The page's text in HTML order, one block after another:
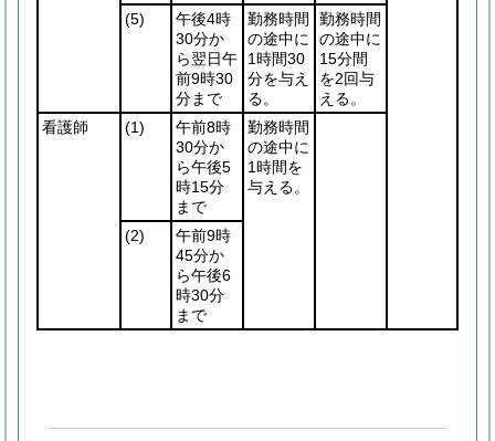
(5)
午後4時
30分か
ら翌日午
前9時30
分まで
勤務時間
の途中に
1時間30
分を与え
る。
勤務時間
の途中に
15分間
を2回与
える。
看護師
(1)
午前8時
30分か
ら午後5
時15分
まで
勤務時間
の途中に
1時間を
与える。
(2)
午前9時
45分か
ら午後6
時30分
まで